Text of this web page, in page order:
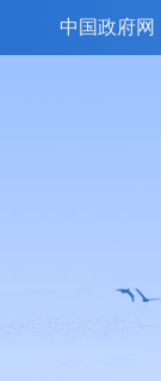
中国政府网